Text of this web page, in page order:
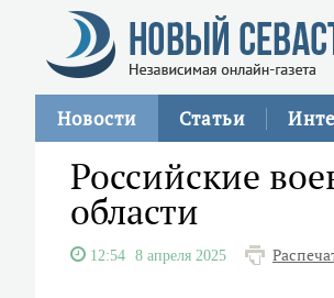
Новости Статьи
Российские
области
12:54 8 апреля 2025